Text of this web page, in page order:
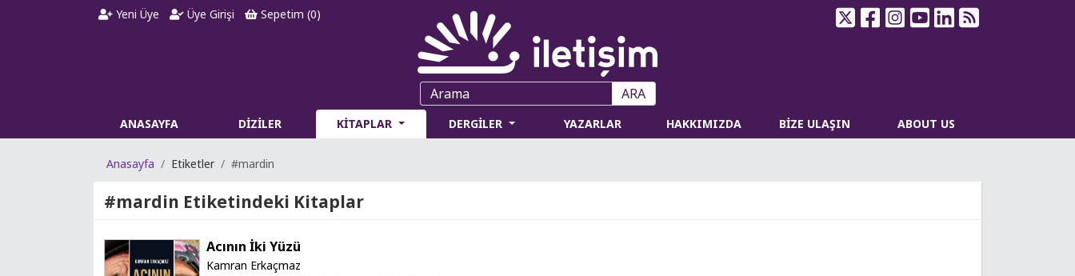
Yeni Üye Üye Girişi Sepetim (0)
ARA
ANASAYFA DİZİLER KİTAPLAR DERGİLER YAZARLAR HAKKIMIZDA BİZE ULAŞIN ABOUT US
Anasayfa Etiketler #mardin
#mardin Etiketindeki Kitaplar
Acının İki Yüzü
Kamran Erkaçmaz